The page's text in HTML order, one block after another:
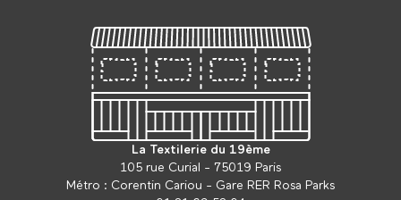
La Textilerie du 19ème
105 rue Curial - 75019 Paris
Métro : Corentin Cariou - Gare RER Rosa Parks